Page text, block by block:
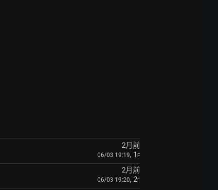
2月前
06/03 19:19, 1 F
2月前
06/03 19:20, 2F